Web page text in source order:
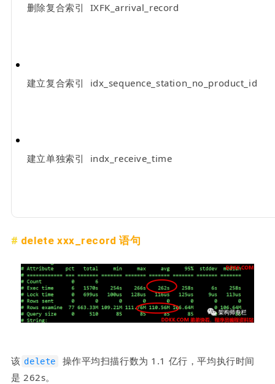
删除复合索引  IXFK_arrival_record
建立复合索引  idx_sequence_station_no_product_id
建立单独索引  indx_receive_time
delete xxx_record 语句
该 delete
操作平均扫描行数为 1.1 亿行，平均执行时间
是 262s。